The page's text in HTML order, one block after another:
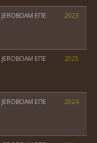
JEROBOAM EΠΕ 2023
JEROBOAM EΠΕ 2025
JEROBOAM EΠΕ 2024